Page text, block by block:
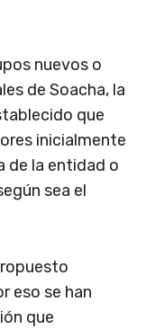
nuevos o
de Soacha, la
que
inicialmente
de la entidad o
sea el
eso se han
que